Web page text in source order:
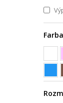
Farba